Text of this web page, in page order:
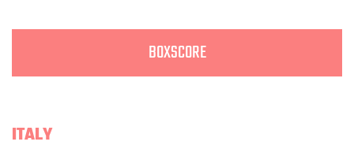
BOXSCORE
ITALY